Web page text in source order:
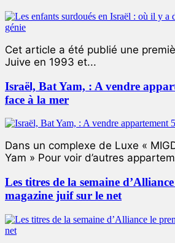
Cet article a été publié une
Juive en 1993 et...
Israël, Bat Yam, : A vendre
face à la mer
Dans un complexe de Luxe «
Yam » Pour voir d’autres
Les titres de la semaine
magazine juif sur le net